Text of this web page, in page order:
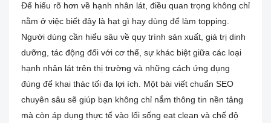
Để hiểu rõ hơn về hạnh nhân lát, điều quan trọng không chỉ
nằm ở việc biết đây là hạt gì hay dùng để làm topping.
Người dùng cần hiểu sâu về quy trình sản xuất, giá trị dinh
dưỡng, tác động đối với cơ thể, sự khác biệt giữa các loại
hạnh nhân lát trên thị trường và những cách ứng dụng
đúng để khai thác tối đa lợi ích. Một bài viết chuẩn SEO
chuyên sâu sẽ giúp bạn không chỉ nắm thông tin nền tảng
mà còn áp dụng thực tế vào lối sống eat clean và chế độ